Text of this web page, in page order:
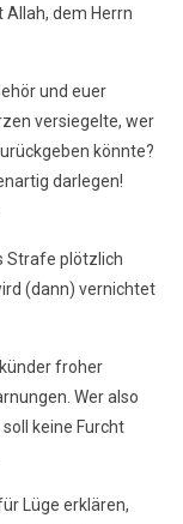
dem Herrn
und euer
versiegelte, wer
könnte?
darlegen!
Strafe plötzlich
(dann) vernichtet
froher
Wer also
keine Furcht
Lüge erklären,